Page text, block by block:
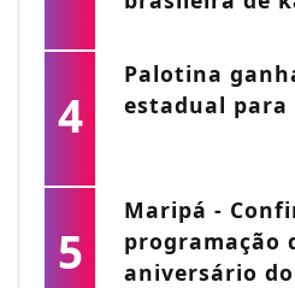
4
Palotina
estadual para
5
Maripá -
programação
aniversário